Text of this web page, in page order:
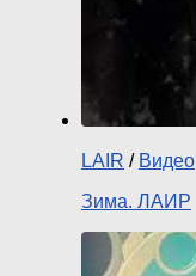
LAIR / Видео
Зима. ЛАИР